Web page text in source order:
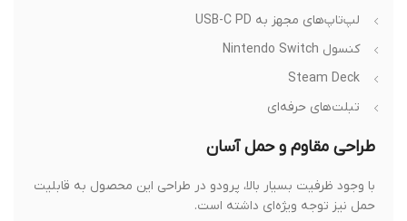
لپ‌تاپ‌های مجهز به USB-C PD
کنسول Nintendo Switch
Steam Deck
تبلت‌های حرفه‌ای
طراحی مقاوم و حمل آسان
با وجود ظرفیت بسیار بالا، پرودو در طراحی این محصول به قابلیت
حمل نیز توجه ویژه‌ای داشته است.